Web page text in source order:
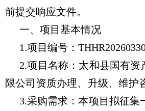
前提交响应文件。
一、项目基本情况
1.项目编号：
2.项目名称： 太和县国有资
限公司资质办理、升级、维护
3.采购需求：本项目拟征集